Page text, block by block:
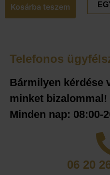
Kosárba teszem
Telefonos
Bármilyen kérdése
minket bizalommal!
Minden nap: 08:00-
06 20